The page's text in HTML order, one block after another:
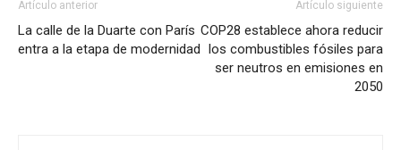
Artículo anterior
La calle de la Duarte con París
entra a la etapa de modernidad
Artículo siguiente
COP28 establece ahora reducir
los combustibles fósiles para
ser neutros en emisiones en
2050